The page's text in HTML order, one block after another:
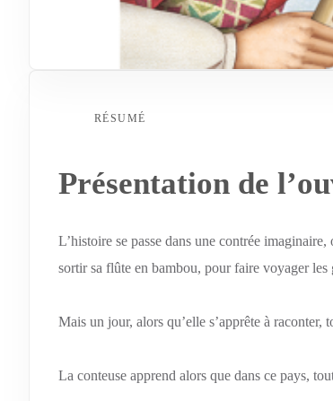
RÉSUMÉ
Présentation de
L’histoire se passe dans une contrée
sortir sa flûte en bambou, pour faire voyager les
Mais un jour, alors qu’elle s’apprête à
La conteuse apprend alors que dans ce pays,